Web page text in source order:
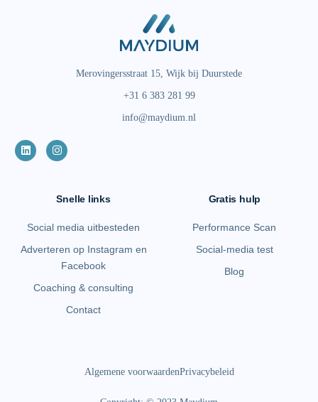
Merovingersstraat 15, Wijk bij Duurstede
+31 6 383 281 99
info@maydium.nl
Snelle links
Social media uitbesteden
Adverteren op Instagram en
Facebook
Coaching & consulting
Contact
Gratis hulp
Performance Scan
Social-media test
Blog
Algemene voorwaardenPrivacybeleid
Performance scan inplannen